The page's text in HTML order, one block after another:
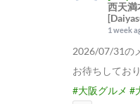
西天満
1 week
2026/07/31の
お待ちしてお
#大阪グルメ #